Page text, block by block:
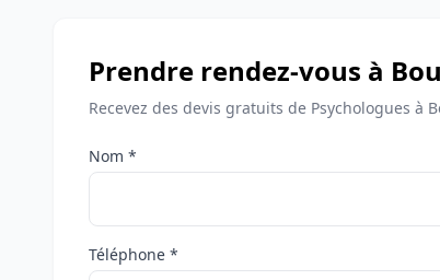
Prendre rendez-vous à
Recevez des devis gratuits de Psychologues à
Nom *
Téléphone *